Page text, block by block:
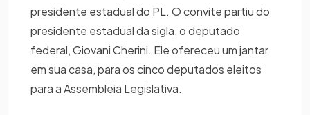
presidente estadual do PL. O convite partiu do
presidente estadual da sigla, o deputado
federal, Giovani Cherini. Ele ofereceu um jantar
em sua casa, para os cinco deputados eleitos
para a Assembleia Legislativa.